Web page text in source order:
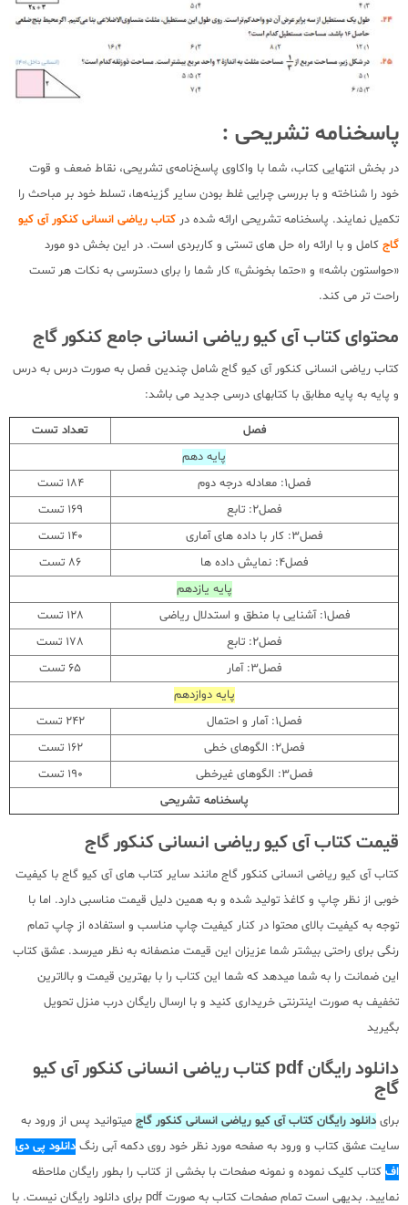
پاسخنامه تشریحی :
در بخش انتهایی کتاب، شما با واکاوی پاسخ‌نامه‌ی تشریحی، نقاط ضعف و قوت
خود را شناخته و با بررسی چرایی غلط بودن سایر گزینه‌ها، تسلط خود بر مباحث را
تکمیل نمایند. پاسخنامه تشریحی ارائه شده در کتاب ریاضی انسانی کنکور آی کیو
گاج کامل و با ارائه راه حل های تستی و کاربردی است. در این بخش دو مورد
«حواستون باشه» و «حتما بخونش» کار شما را برای دسترسی به نکات هر تست
راحت تر می کند.
محتوای کتاب آی کیو ریاضی انسانی جامع کنکور گاج
کتاب ریاضی انسانی کنکور آی کیو گاج شامل چندین فصل به صورت درس به درس
و پایه به پایه مطابق با کتابهای درسی جدید می باشد:
فصل
تعداد تست
پایه دهم
فصل1: معادله درجه دوم
184 تست
فصل2: تابع
169 تست
فصل3: کار با داده های آماری
140 تست
فصل4: نمایش داده ها
86 تست
پایه یازدهم
فصل1: آشنایی با منطق و استدلال ریاضی
128 تست
فصل2: تابع
178 تست
فصل3: آمار
65 تست
پایه دوازدهم
فصل1: آمار و احتمال
242 تست
فصل2: الگوهای خطی
162 تست
فصل3: الگوهای غیرخطی
190 تست
پاسخنامه تشریحی
قیمت کتاب آی کیو ریاضی انسانی کنکور گاج
کتاب آی کیو ریاضی انسانی کنکور گاج مانند سایر کتاب های آی کیو گاج با کیفیت
خوبی از نظر چاپ و کاغذ تولید شده و به همین دلیل قیمت مناسبی دارد. اما با
توجه به کیفیت بالای محتوا در کنار کیفیت چاپ مناسب و استفاده از چاپ تمام
رنگی برای راحتی بیشتر شما عزیزان این قیمت منصفانه به نظر میرسد. عشق کتاب
این ضمانت را به شما میدهد که شما این کتاب را با بهترین قیمت و بالاترین
تخفیف به صورت اینترنتی خریداری کنید و با ارسال رایگان درب منزل تحویل
بگیرید
دانلود رایگان pdf کتاب ریاضی انسانی کنکور آی کیو
گاج
برای دانلود رایگان کتاب آی کیو ریاضی انسانی کنکور گاج میتوانید پس از ورود به
سایت عشق کتاب و ورود به صفحه مورد نظر خود روی دکمه آبی رنگ دانلود پی دی
اف کتاب کلیک نموده و نمونه صفحات با بخشی از کتاب را بطور رایگان ملاحظه
نمایید. بدیهی است تمام صفحات کتاب به صورت pdf برای دانلود رایگان نیست. با